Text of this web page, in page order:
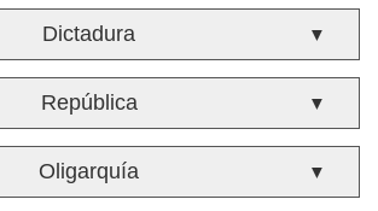
Dictadura ▼
República ▼
Oligarquía ▼